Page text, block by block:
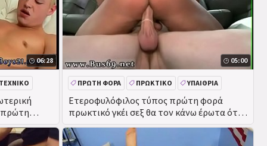
06:28
πρώτη
05:00
Ετεροφυλόφιλος τύπος πρώτη φορά
πρωκτικό γκέι σεξ θα τον κάνω έρωτα ότι
ο Αλέξης θέλει να
ΠΡΏΤΗ ΦΟΡΆ ΠΡΩΚΤΙΚΌ
ΥΠΑΊΘΡΙΑ
ΠΡΑΓΜΑΤΙΚΌΤΗΤΑ